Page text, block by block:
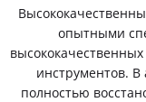
опытными
инструментов.
полностью